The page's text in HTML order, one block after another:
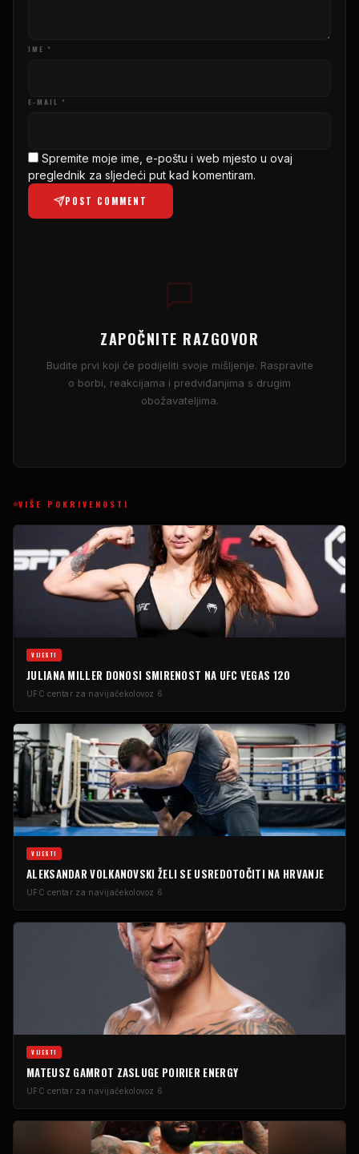
IME *
E-MAIL *
Spremite moje ime, e-poštu i web mjesto u ovaj
preglednik za sljedeći put kad komentiram.
POST COMMENT
ZAPOČNITE RAZGOVOR
Budite prvi koji će podijeliti svoje mišljenje. Raspravite
o borbi, reakcijama i predviđanjima s drugim
obožavateljima.
VIŠE POKRIVENOSTI
VIJESTI
JULIANA MILLER DONOSI SMIRENOST NA UFC VEGAS 120
UFC centar za navijače kolovoz 6
VIJESTI
ALEKSANDAR VOLKANOVSKI ŽELI SE USREDOTOČITI NA HRVANJE
UFC centar za navijače kolovoz 6
VIJESTI
MATEUSZ GAMROT ZASLUGE POIRIER ENERGY
UFC centar za navijače kolovoz 6